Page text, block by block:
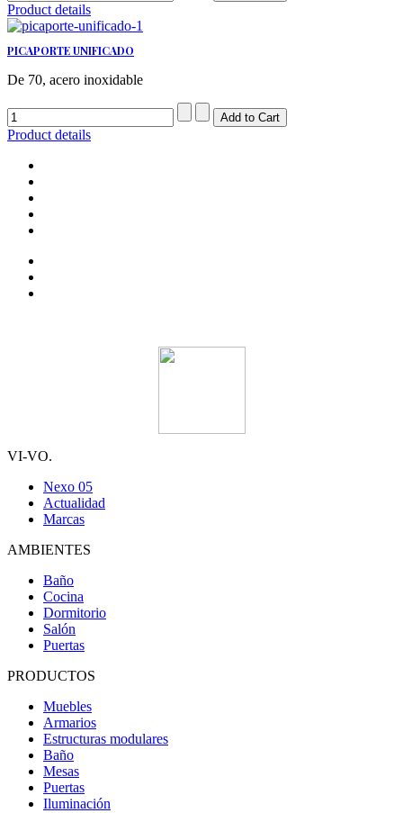
Product details
PICAPORTE UNIFICADO
De 70, acero inoxidable
Product details
VI-VO.
Nexo 05
Actualidad
Marcas
AMBIENTES
Baño
Cocina
Dormitorio
Salón
Puertas
PRODUCTOS
Muebles
Armarios
Estructuras modulares
Baño
Mesas
Puertas
Iluminación